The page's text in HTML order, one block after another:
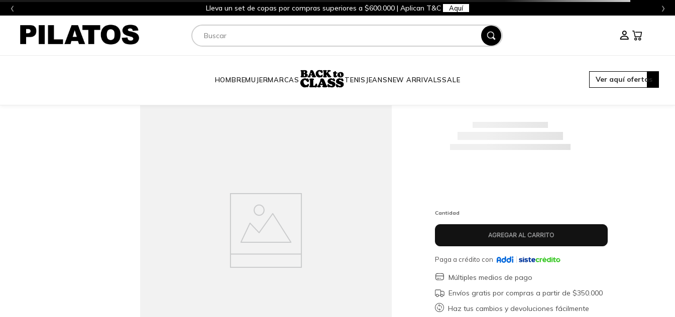
‹ Lleva un set de copas por compras superiores a $600.000 | Aplican T&C Aquí ›
Buscar
HOMBREMUJERMARCAS TENIS JEANSNEW ARRIVALSSALE Ver aquí ofertas
Cantidad
Paga a crédito con
Múltiples medios de pago
Envíos gratis por compras a partir de $350.000
Haz tus cambios y devoluciones fácilmente